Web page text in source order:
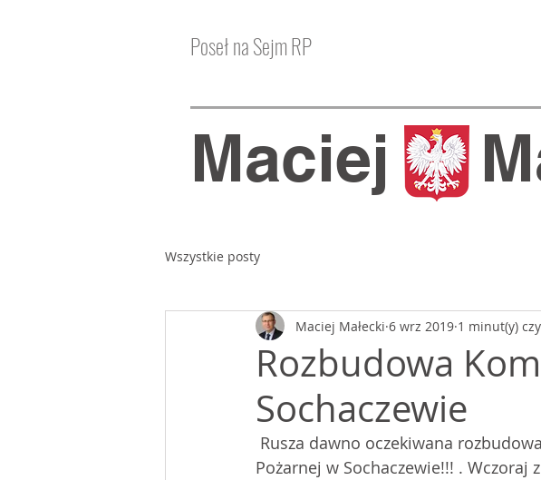
Maciej
Poseł na Sejm RP
Wszystkie posty
Rozbudowa
Sochaczewie
Maciej Małecki 6 wrz 2019 1 minut(y)
Pożarnej w Sochaczewie!!! .